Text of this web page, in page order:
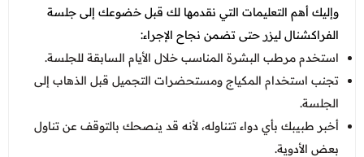
وإليك أهم التعليمات التي نقدمها لك قبل خضوعك إلى جلسة
الفراكشنال ليزر حتى تضمن نجاح الإجراء:
استخدم مرطب البشرة المناسب خلال الأيام السابقة للجلسة.
تجنب استخدام المكياج ومستحضرات التجميل قبل الذهاب إلى
الجلسة.
أخبر طبيبك بأي دواء تتناوله، لأنه قد ينصحك بالتوقف عن تناول
بعض الأدوية.